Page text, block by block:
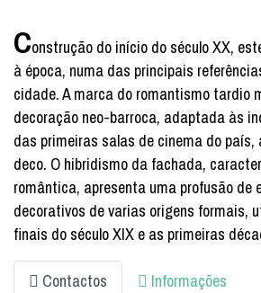
Construção do início do século XX,
à época, numa das principais
cidade. A marca do romantismo tardio
decoração neo-barroca, adaptada às
das primeiras salas de cinema do
deco. O hibridismo da fachada,
romântica, apresenta uma profusão de
decorativos de varias origens formais,
finais do século XIX e as primeiras
Contactos
Informações